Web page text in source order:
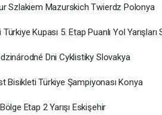
Szlakiem Mazurskich Twierdz Polonya
Kupası 5. Etap Puanlı Yol Yarışları
Dni Cyklistiky Slovakya
Bisikleti Türkiye Şampiyonası Konya
Etap 2 Yarışı Eskişehir